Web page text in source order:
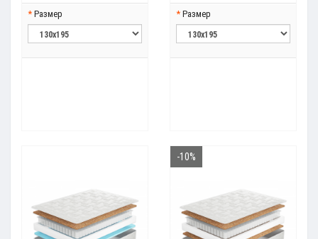
Размер Размер
-10%